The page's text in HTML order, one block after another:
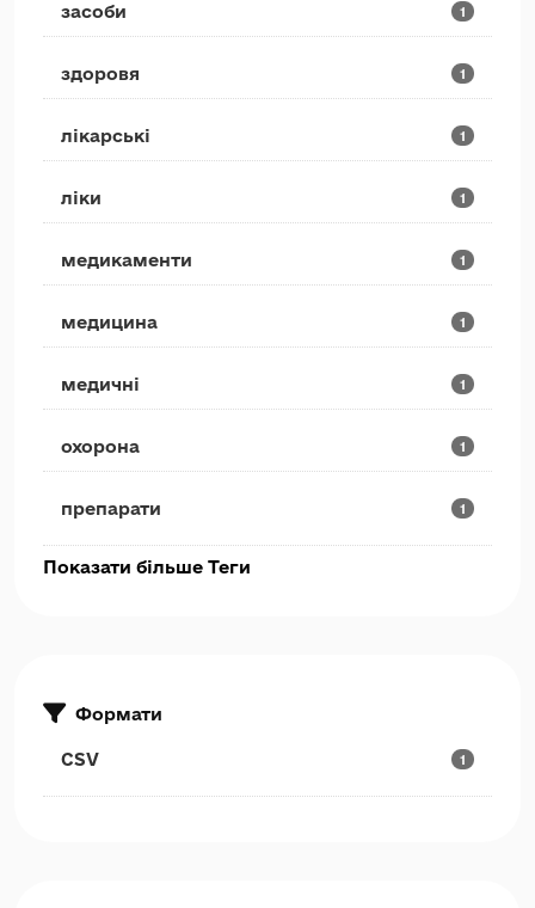
засоби 1
здоровя 1
лікарські 1
ліки 1
медикаменти 1
медицина 1
медичні 1
охорона 1
препарати 1
Показати більше Теги
Формати
CSV 1